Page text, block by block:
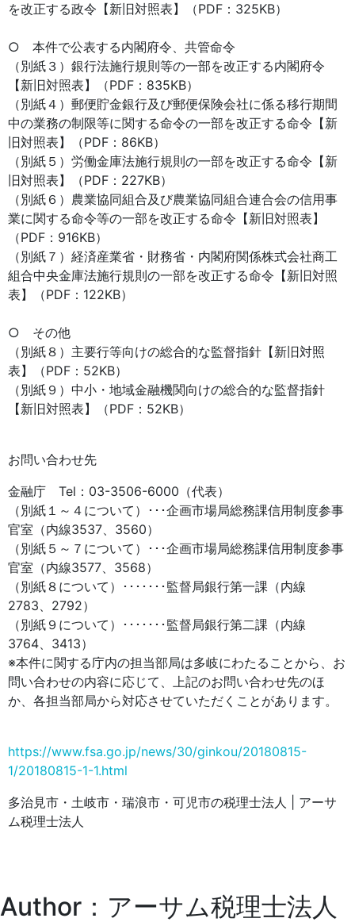
を改正する政令【新旧対照表】（PDF：325KB）
○ 本件で公表する内閣府令、共管命令
（別紙３）銀行法施行規則等の一部を改正する内閣府令
【新旧対照表】（PDF：835KB）
（別紙４）郵便貯金銀行及び郵便保険会社に係る移行期間
中の業務の制限等に関する命令の一部を改正する命令【新
旧対照表】（PDF：86KB）
（別紙５）労働金庫法施行規則の一部を改正する命令【新
旧対照表】（PDF：227KB）
（別紙６）農業協同組合及び農業協同組合連合会の信用事
業に関する命令等の一部を改正する命令【新旧対照表】
（PDF：916KB）
（別紙７）経済産業省・財務省・内閣府関係株式会社商工
組合中央金庫法施行規則の一部を改正する命令【新旧対照
表】（PDF：122KB）
○ その他
（別紙８）主要行等向けの総合的な監督指針【新旧対照
表】（PDF：52KB）
（別紙９）中小・地域金融機関向けの総合的な監督指針
【新旧対照表】（PDF：52KB）
お問い合わせ先
金融庁 Tel：03-3506-6000（代表）
（別紙１～４について）･･･企画市場局総務課信用制度参事
官室（内線3537、3560）
（別紙５～７について）･･･企画市場局総務課信用制度参事
官室（内線3577、3568）
（別紙８について）･･･････監督局銀行第一課（内線
2783、2792）
（別紙９について）･･･････監督局銀行第二課（内線
3764、3413）
※本件に関する庁内の担当部局は多岐にわたることから、お
問い合わせの内容に応じて、上記のお問い合わせ先のほ
か、各担当部局から対応させていただくことがあります。
https://www.fsa.go.jp/news/30/ginkou/20180815-
1/20180815-1-1.html
多治見市・土岐市・瑞浪市・可児市の税理士法人 | アーサ
ム税理士法人
Author：アーサム税理士法人